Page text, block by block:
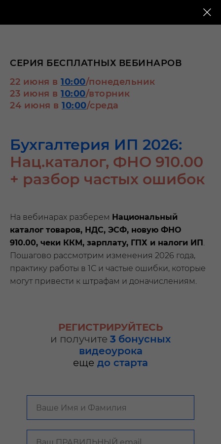
СЕРИЯ БЕСПЛАТНЫХ ВЕБИНАРОВ
22 июня в 10:00/понедельник
23 июня в 10:00/вторник
24 июня в 10:00/среда
Бухгалтерия ИП 2026:
Нац.каталог, ФНО 910.00
+ разбор частых ошибок
На вебинарах разберем Национальный
каталог товаров, НДС, ЭСФ, новую ФНО
910.00, чеки ККМ, зарплату, ГПХ и налоги ИП.
Пошагово рассмотрим изменения 2026 года,
практику работы в 1С и частые ошибки, которые
могут привести к штрафам и доначислениям.
РЕГИСТРИРУЙТЕСЬ
и получите 3 бонусных
видеоурока
еще до старта